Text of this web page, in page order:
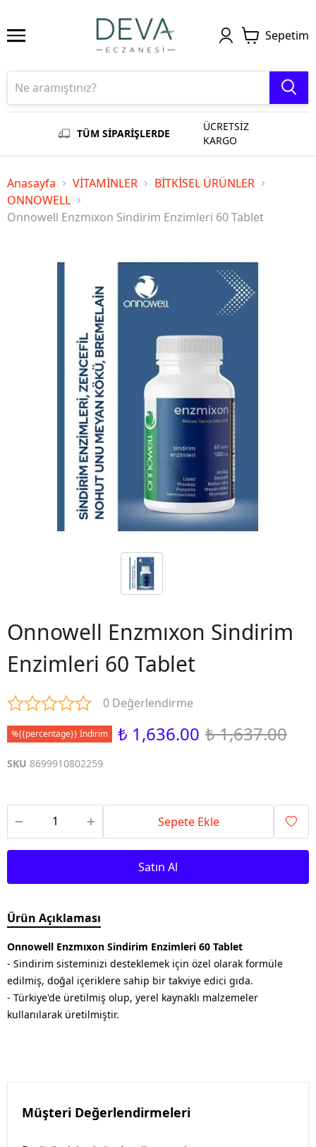
Sepetim
TÜM SİPARİŞLERDE
ÜCRETSİZ
KARGO
Anasayfa VİTAMİNLER
BİTKİSEL ÜRÜNLER
ONNOWELL
Onnowell Enzmıxon Sindirim Enzimleri 60 Tablet
Onnowell Enzmıxon Sindirim
Enzimleri 60 Tablet
0 Değerlendirme
%{{percentage}} İndirim ₺ 1,636.00 ₺ 1,637.00
SKU 8699910802259
Sepete Ekle
Satın Al
Ürün Açıklaması
Onnowell Enzmıxon Sindirim Enzimleri 60 Tablet
- Sindirim sisteminizi desteklemek için özel olarak formüle
edilmiş, doğal içeriklere sahip bir takviye edici gıda.
- Türkiye'de üretilmiş olup, yerel kaynaklı malzemeler
kullanılarak üretilmiştir.
Müşteri Değerlendirmeleri